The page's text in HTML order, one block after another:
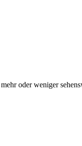
oder weniger